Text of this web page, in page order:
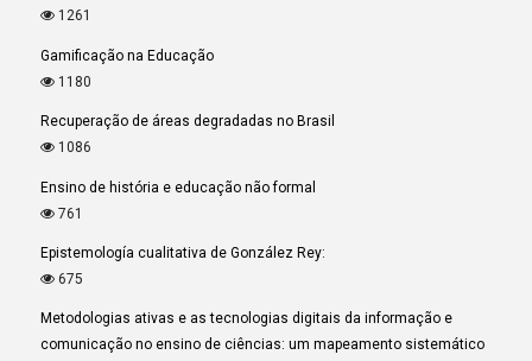
1261
Gamificação na Educação
1180
Recuperação de áreas degradadas no Brasil
1086
Ensino de história e educação não formal
761
Epistemología cualitativa de González Rey:
675
Metodologias ativas e as tecnologias digitais da informação e
comunicação no ensino de ciências: um mapeamento sistemático